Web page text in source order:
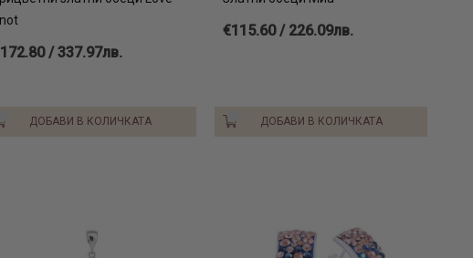
/ 337.97лв.
ДОБАВИ В КОЛИЧКАТА
€115.60 / 226.09лв.
ДОБАВИ В КОЛИЧКАТА